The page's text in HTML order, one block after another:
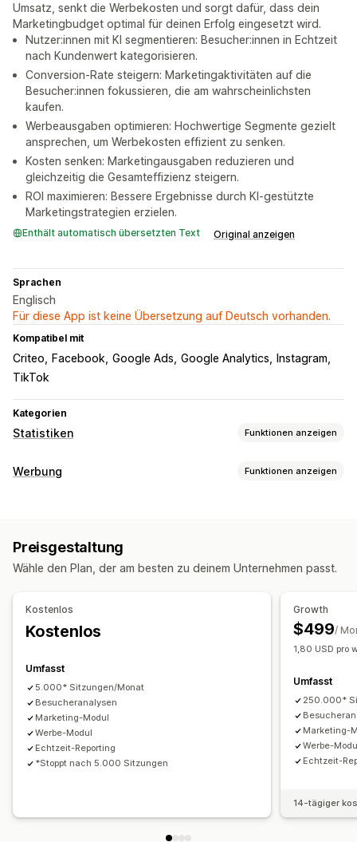
Umsatz, senkt die Werbekosten und sorgt dafür, dass dein
Marketingbudget optimal für deinen Erfolg eingesetzt wird.
Nutzer:innen mit KI segmentieren: Besucher:innen in Echtzeit
nach Kundenwert kategorisieren.
Conversion-Rate steigern: Marketingaktivitäten auf die
Besucher:innen fokussieren, die am wahrscheinlichsten
kaufen.
Werbeausgaben optimieren: Hochwertige Segmente gezielt
ansprechen, um Werbekosten effizient zu senken.
Kosten senken: Marketingausgaben reduzieren und
gleichzeitig die Gesamteffizienz steigern.
ROI maximieren: Bessere Ergebnisse durch KI-gestützte
Marketingstrategien erzielen.
Enthält automatisch übersetzten Text Original anzeigen
Sprachen
Englisch
Für diese App ist keine Übersetzung auf Deutsch vorhanden.
Kompatibel mit
Criteo Facebook Google Ads Google Analytics
Instagram
TikTok
Kategorien
Statistiken Funktionen anzeigen
Kundenverhalten
Marketing und Vertrieb
Kaufverfolgung
Bildmaterial und Berichte
Benutzerdefinierte Dashboards
Benchmarking
Historische Analyse
Werbung Funktionen anzeigen
Benutzerdefinierte Zielgruppen
Keyword
Standortabhängig Verhalten Produktkategorie
Gebotsoptimierung
Leistungsanalyse
Leistungsverfolgung
ROI-Analyse
Klickraten Conversion-Tracking
Impressionszahlen
UTM-Zuordnung Traffic-Quelle
Preisgestaltung
Wähle den Plan, der am besten zu deinem Unternehmen passt.
Kostenlos
Kostenlos
Umfasst
5.000* Sitzungen/Monat
Besucheranalysen
Marketing-Modul
Werbe-Modul
Echtzeit-Reporting
*Stoppt nach 5.000 Sitzungen
Growth
$499/
1,80 USD pro
Umfasst
250.000*
Marketing-
Werbe-
Echtzeit-
14-tägiger